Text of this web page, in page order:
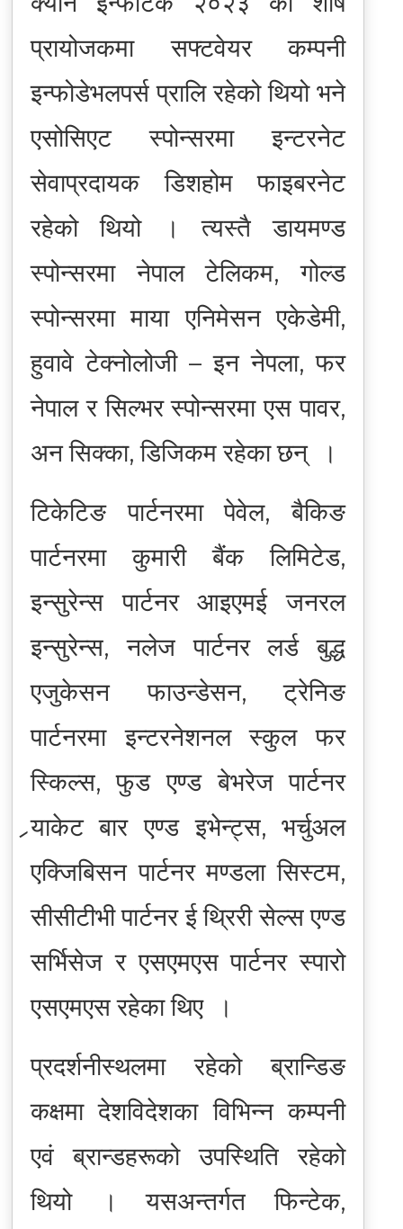
प्रायोजकमा सफ्टवेयर कम्पनी
इन्फोडेभलपर्स प्रालि रहेको थियो भने
एसोसिएट स्पोन्सरमा इन्टरनेट
सेवाप्रदायक डिशहोम फाइबरनेट
रहेको थियो । त्यस्तै डायमण्ड
स्पोन्सरमा नेपाल टेलिकम, गोल्ड
स्पोन्सरमा माया एनिमेसन एकेडेमी,
हुवावे टेक्नोलोजी – इन नेपला, फर
नेपाल र सिल्भर स्पोन्सरमा एस पावर,
अन सिक्का, डिजिकम रहेका छन् ।
टिकेटिङ पार्टनरमा पेवेल, बैकिङ
पार्टनरमा कुमारी बैंक लिमिटेड,
इन्सुरेन्स पार्टनर आइएमई जनरल
इन्सुरेन्स, नलेज पार्टनर लर्ड बुद्ध
एजुकेसन फाउन्डेसन, ट्रेनिङ
पार्टनरमा इन्टरनेशनल स्कुल फर
स्किल्स, फुड एण्ड बेभरेज पार्टनर
र्‍याकेट बार एण्ड इभेन्ट्स, भर्चुअल
एक्जिबिसन पार्टनर मण्डला सिस्टम,
सीसीटीभी पार्टनर ई थ्रिरी सेल्स एण्ड
सर्भिसेज र एसएमएस पार्टनर स्पारो
एसएमएस रहेका थिए ।
प्रदर्शनीस्थलमा रहेको ब्रान्डिङ
कक्षमा देशविदेशका विभिन्न कम्पनी
एवं ब्रान्डहरूको उपस्थिति रहेको
थियो । यसअन्तर्गत फिन्टेक,